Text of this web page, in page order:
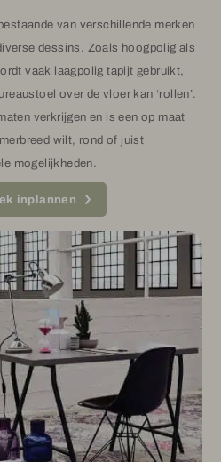
van verschillende merken
dessins. Zoals hoogpolig als
vaak laagpolig tapijt gebruikt,
over de vloer kan ‘rollen’.
verkrijgen en is een op maat
wilt, rond of juist
mogelijkheden.
inplannen